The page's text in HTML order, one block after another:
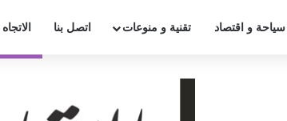
سياحة و اقتصاد تقنية و منوعات اتصل بنا